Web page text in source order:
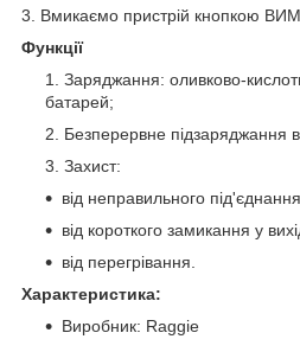
3. Вмикаємо пристрій кнопкою
Функції
Заряджання: оливково-
батарей;
Безперервне підзаряджання
Захист:
від неправильного
від короткого замикання у
від перегрівання.
Характеристика:
Виробник: Raggie